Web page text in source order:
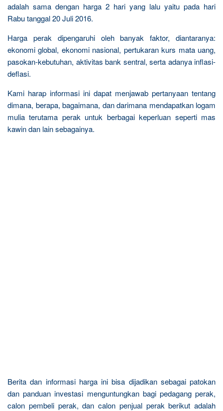
adalah sama dengan harga 2 hari yang lalu yaitu pada hari
Rabu tanggal 20 Juli 2016.
Harga perak dipengaruhi oleh banyak faktor, diantaranya:
ekonomi global, ekonomi nasional, pertukaran kurs mata uang,
pasokan-kebutuhan, aktivitas bank sentral, serta adanya inflasi-
deflasi.
Kami harap informasi ini dapat menjawab pertanyaan tentang
dimana, berapa, bagaimana, dan darimana mendapatkan logam
mulia terutama perak untuk berbagai keperluan seperti mas
kawin dan lain sebagainya.
Berita dan informasi harga ini bisa dijadikan sebagai patokan
dan panduan investasi menguntungkan bagi pedagang perak,
calon pembeli perak, dan calon penjual perak berikut adalah